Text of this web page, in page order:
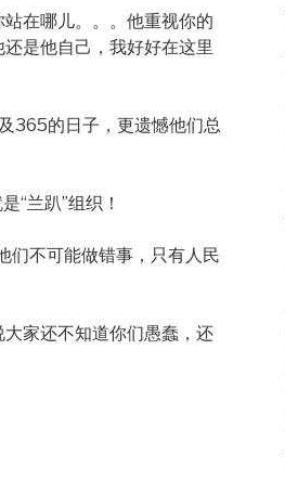
在哪儿。。。他重视你的
是他自己，我好好在这里
365的日子，更遗憾他们总
“兰趴”组织！
们不可能做错事，只有人民
家还不知道你们愚蠢，还